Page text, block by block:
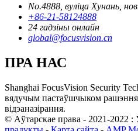
No.4888, вуліца Хунань,
+86-21-58124888
24 гадзіны онлайн
global@focusvision.cn
ПРА НАС
Shanghai FocusVision Security
вядучым пастаўшчыком
відэаназірання.
© Аўтарскае права - 2021-2022 :